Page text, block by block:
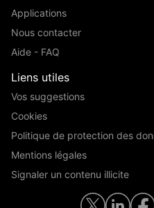
Applications
Nous contacter
Aide - FAQ
Liens utiles
Vos suggestions
Cookies
Politique de protection des
Mentions légales
Signaler un contenu illicite